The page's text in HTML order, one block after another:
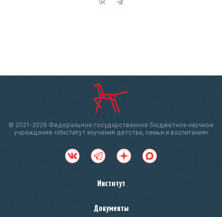
© 2021-2026 Федеральное государственное бюджетное научное
учреждение «Институт изучения детства, семьи и воспитания»
Институт
Документы